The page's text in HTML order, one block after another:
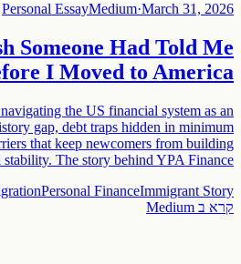
Personal EssayMedium·March 31, 2026
Someone Had Told Me
I Moved to America
the US financial system as an
gap, debt traps hidden in minimum
that keep newcomers from building
The story behind YPA Finance.
Personal FinanceImmigrant Story
קרא ב Medium